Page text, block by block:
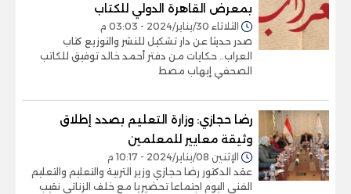
بمعرض القاهرة الدولي للكتاب
الثلاثاء 30/يناير/2024 - 03:03 م
صدر حديثا عن دار تشكيل للنشر والتوزيع كتاب
العراب.. حكايات من دفتر أحمد خالد توفيق للكاتب
الصحفي إيهاب مصط
رضا حجازي: وزارة التعليم بصدد إطلاق
وثيقة معايير للمعلمين
الإثنين 08/يناير/2024 - 10:17 م
عقد الدكتور رضا حجازي وزير التربية والتعليم والتعليم
الفني اليوم اجتماعا تحضيريا مع خلف الزناتى نقيب